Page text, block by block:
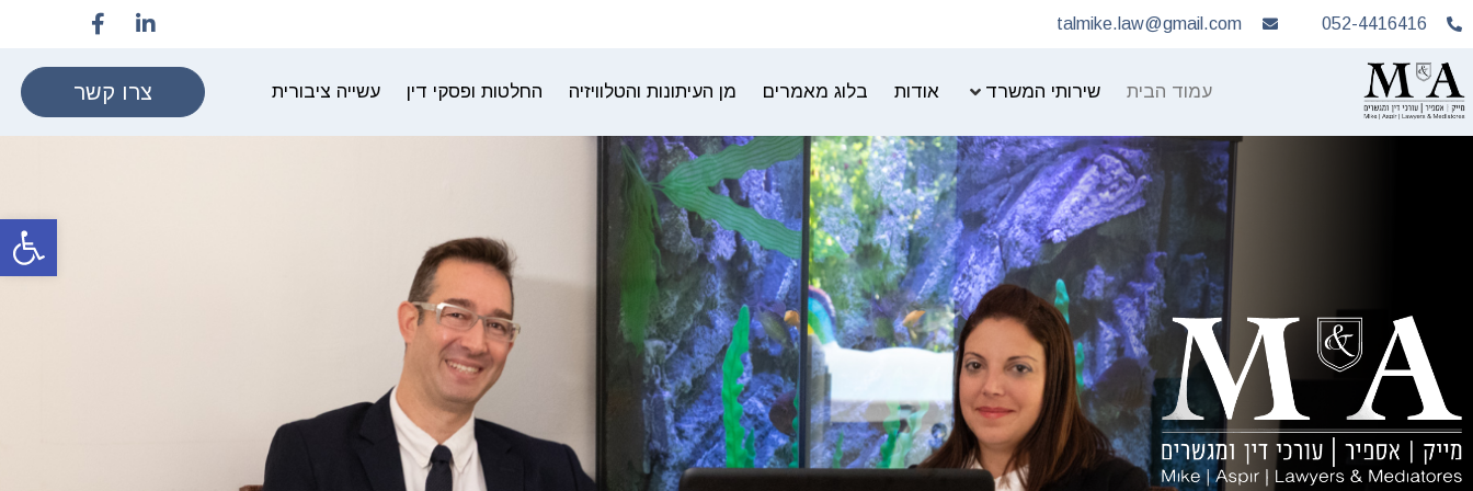
052-4416416
talmike.law@gmail.com
עמוד הבית שירותי המשרד אודות בלוג מאמרים מן העיתונות והטלוויזיה החלטות ופסקי דין עשייה ציבורית צרו קשר